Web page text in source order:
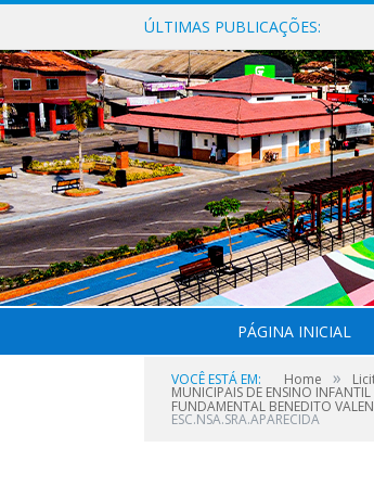
ÚLTIMAS PUBLICAÇÕES:
PÁGINA INICIAL
VOCÊ ESTÁ EM: Home »
MUNICIPAIS DE ENSINO
FUNDAMENTAL BENEDITO
ESC.NSA.SRA.APARECIDA